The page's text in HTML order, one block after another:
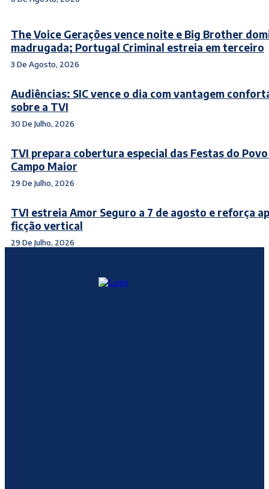
The Voice Gerações vence noite e Big Brother
madrugada; Portugal Criminal estreia em terceiro
3 De Agosto, 2026
Audiências: SIC vence o dia com vantagem
sobre a TVI
30 De Julho, 2026
TVI prepara cobertura especial das Festas do
Campo Maior
29 De Julho, 2026
TVI estreia Amor Seguro a 7 de agosto e reforça
ficção vertical
29 De Julho, 2026